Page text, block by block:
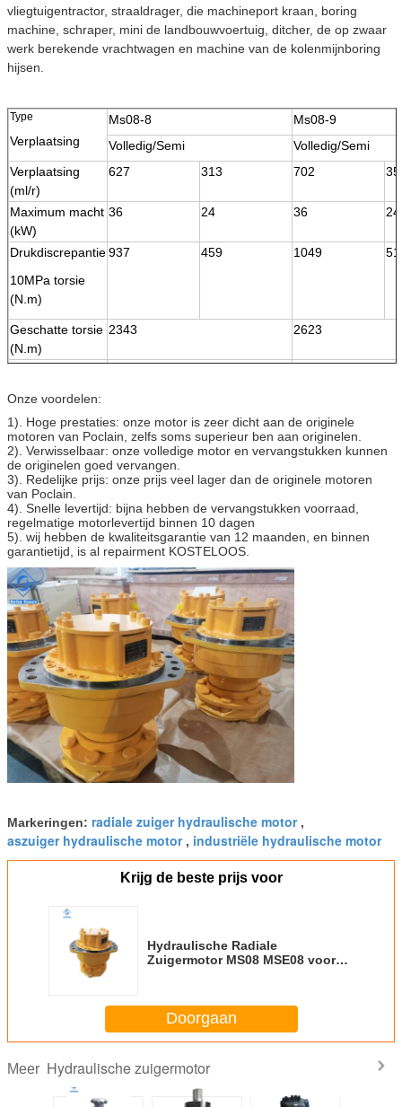
vliegtuigentractor, straaldrager, die machineport kraan, boring
machine, schraper, mini de landbouwvoertuig, ditcher, de op zwaar
werk berekende vrachtwagen en machine van de kolenmijnboring
hijsen.
Type
Verplaatsing
Ms08-8
Ms08-9
Volledig/Semi
Volledig/Semi
Verplaatsing
(ml/r)
627 313 702
Maximum macht
(kW)
36 24 36 24
Drukdiscrepantie
10MPa torsie
(N.m)
937 459 1049
Geschatte torsie
(N.m)
2343 2623
(MPa)
Geschatte
snelheid (r/min)
70 70
Snelheidswaaier
(r/min)
Onze voordelen:
1). Hoge prestaties: onze motor is zeer dicht aan de originele
motoren van Poclain, zelfs soms superieur ben aan originelen.
2). Verwisselbaar: onze volledige motor en vervangstukken kunnen
de originelen goed vervangen.
3). Redelijke prijs: onze prijs veel lager dan de originele motoren
van Poclain.
4). Snelle levertijd: bijna hebben de vervangstukken voorraad,
regelmatige motorlevertijd binnen 10 dagen
5). wij hebben de kwaliteitsgarantie van 12 maanden, en binnen
garantietijd, is al repairment KOSTELOOS.
Markeringen: radiale zuiger hydraulische motor,
aszuiger hydraulische motor, industriële hydraulische motor
Krijg de beste prijs voor
Hydraulische Radiale
Zuigermotor MS08 MSE08 voor
Doorgaan
Meer Hydraulische zuigermotor